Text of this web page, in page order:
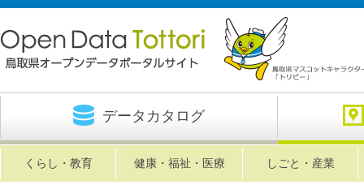
データカタログ
くらし・教育 健康・福祉・医療 しごと・産業